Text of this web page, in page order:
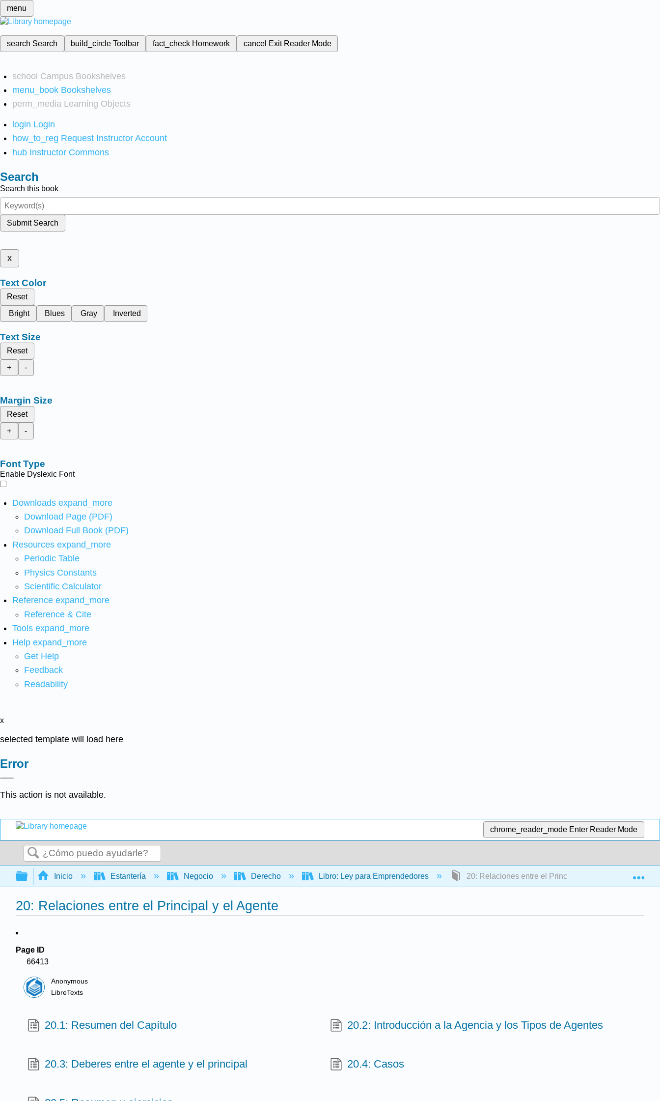
menu
search Search build_circleToolbar fact_check Homework cancel Exit Reader Mode
school Campus Bookshelves
menu_book Bookshelves
perm_media Learning Objects
login Login
how_to_reg Request Instructor Account
hub Instructor Commons
Search
Search this book
Submit Search
x
Text Color
Reset
Bright
Blues Gray Inverted
Text Size
Reset
+
-
Margin Size
Reset
+
-
Font Type
Enable Dyslexic Font
Downloads expand_more
Download Page (PDF)
Download Full Book (PDF)
Resources expand_more
Periodic Table
Physics Constants
Scientific Calculator
Reference expand_more
Reference & Cite
Tools expand_more
Help expand_more
Get Help
Feedback
Readability
x
selected template will load here
Error
This action is not available.
chrome_reader_mode Enter Reader Mode
Buscar
Expandir/contraer jerarquía global
Inicio Estantería Negocio Derecho Libro: Ley para Emprendedores 20: Relaciones entre el Principal y el Agente
20: Relaciones entre el Principal y el Agente
Page ID
66413
Anonymous
LibreTexts
20.1: Resumen del Capítulo 20.2: Introducción a la Agencia y los Tipos de Agentes
20.3: Deberes entre el agente y el principal 20.4: Casos